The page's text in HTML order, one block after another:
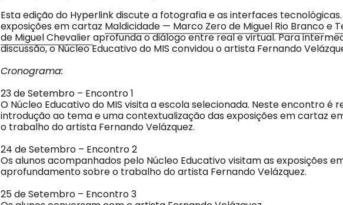
Esta edição do Hyperlink discute a fotografia e as interfaces
exposições em cartaz Maldicidade — Marco Zero de Miguel Rio Brancoe
de Miguel Chevalieraprofunda o diálogo entre real e virtual. Para
discussão, o Núcleo Educativo do MIS convidou o artista Fernando
Cronograma:
23 de Setembro – Encontro 1
O Núcleo Educativo do MIS visita a escola selecionada. Neste encontro é
introdução ao tema e uma contextualização das exposições em cartaz
o trabalho do artista Fernando Velázquez.
24 de Setembro – Encontro 2
Os alunos acompanhados pelo Núcleo Educativo visitam as exposições
aprofundamento sobre o trabalho do artista Fernando Velázquez.
25 de Setembro – Encontro 3